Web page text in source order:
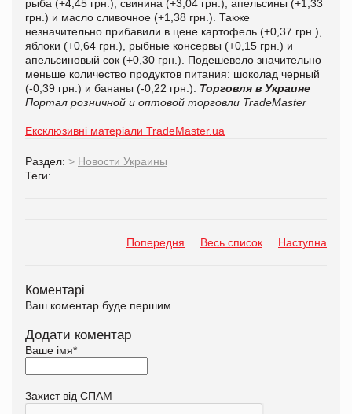
рыба (+4,45 грн.), свинина (+3,04 грн.), апельсины (+1,33
грн.) и масло сливочное (+1,38 грн.). Также
незначительно прибавили в цене картофель (+0,37 грн.),
яблоки (+0,64 грн.), рыбные консервы (+0,15 грн.) и
апельсиновый сок (+0,30 грн.). Подешевело значительно
меньше количество продуктов питания: шоколад черный
(-0,39 грн.) и бананы (-0,22 грн.). Торговля в Украине
Портал розничной и оптовой торговли TradeMaster
Ексклюзивні матеріали TradeMaster.ua
Раздел: > Новости Украины
Теги:
Попередня Весь список Наступна
Коментарі
Ваш коментар буде першим.
Додати коментар
Ваше імя*
Захист від СПАМ